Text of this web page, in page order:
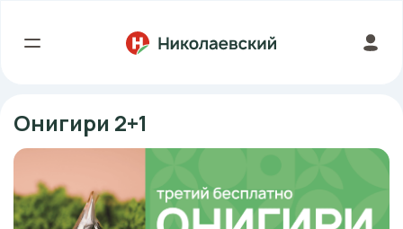
Онигири 2+1